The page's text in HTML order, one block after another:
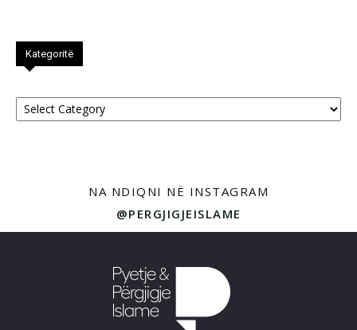
Kategoritë
Kategoritë
NA NDIQNI NË INSTAGRAM
@PERGJIGJEISLAME